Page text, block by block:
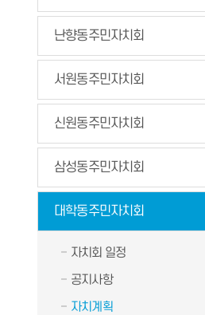
난향동주민자치회
서원동주민자치회
신원동주민자치회
삼성동주민자치회
대학동주민자치회
자치회 일정
공지사항
자치계획